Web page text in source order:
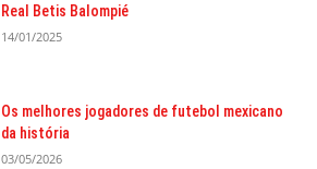
Real Betis Balompié
14/01/2025
Os melhores jogadores de futebol mexicano
da história
03/05/2026